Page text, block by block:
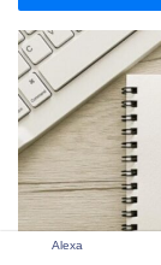
Alexa